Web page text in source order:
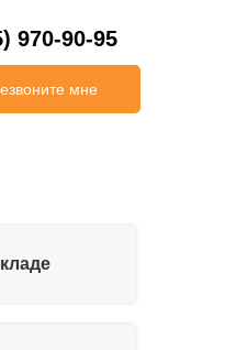
970-90-95
мне